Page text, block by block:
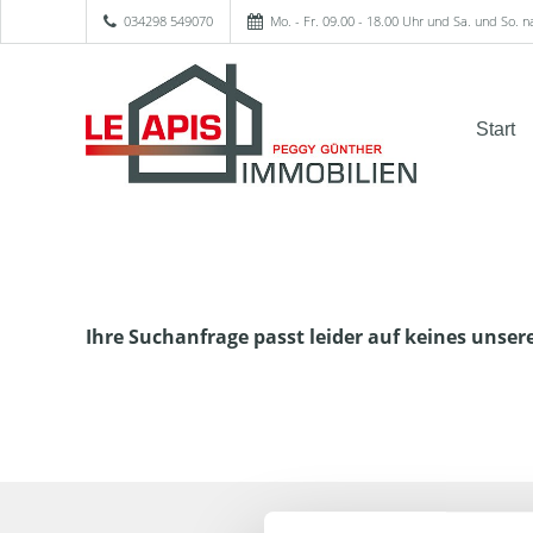
034298 549070 Mo. - Fr. 09.00 - 18.00 Uhr und Sa. und So.
Start
Ihre Suchanfrage passt leider auf keines